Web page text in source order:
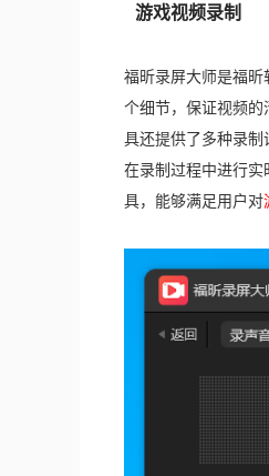
游戏视频录制
福昕录屏大师是福
个细节，保证视频的
具还提供了多种录制
在录制过程中进行实
具，能够满足用户对